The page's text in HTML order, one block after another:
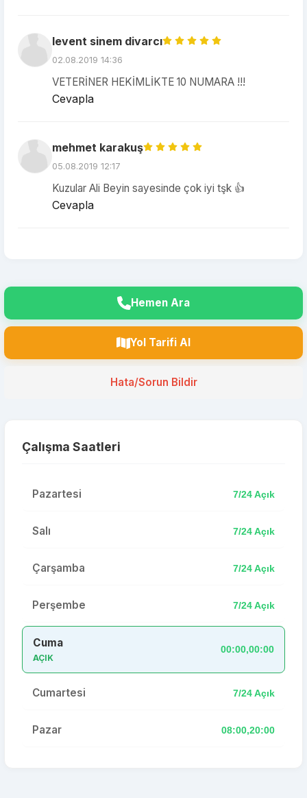
levent sinem divarcı
02.08.2019 14:36
VETERİNER HEKİMLİKTE 10 NUMARA !!!
Cevapla
mehmet karakuş
05.08.2019 12:17
Kuzular Ali Beyin sayesinde çok iyi tşk 👍
Cevapla
Hemen Ara
Yol Tarifi Al
Hata/Sorun Bildir
Çalışma Saatleri
Pazartesi 7/24 Açık
Salı 7/24 Açık
Çarşamba 7/24 Açık
Perşembe 7/24 Açık
Cuma
AÇIK
00:00,00:00
Cumartesi 7/24 Açık
Pazar 08:00,20:00